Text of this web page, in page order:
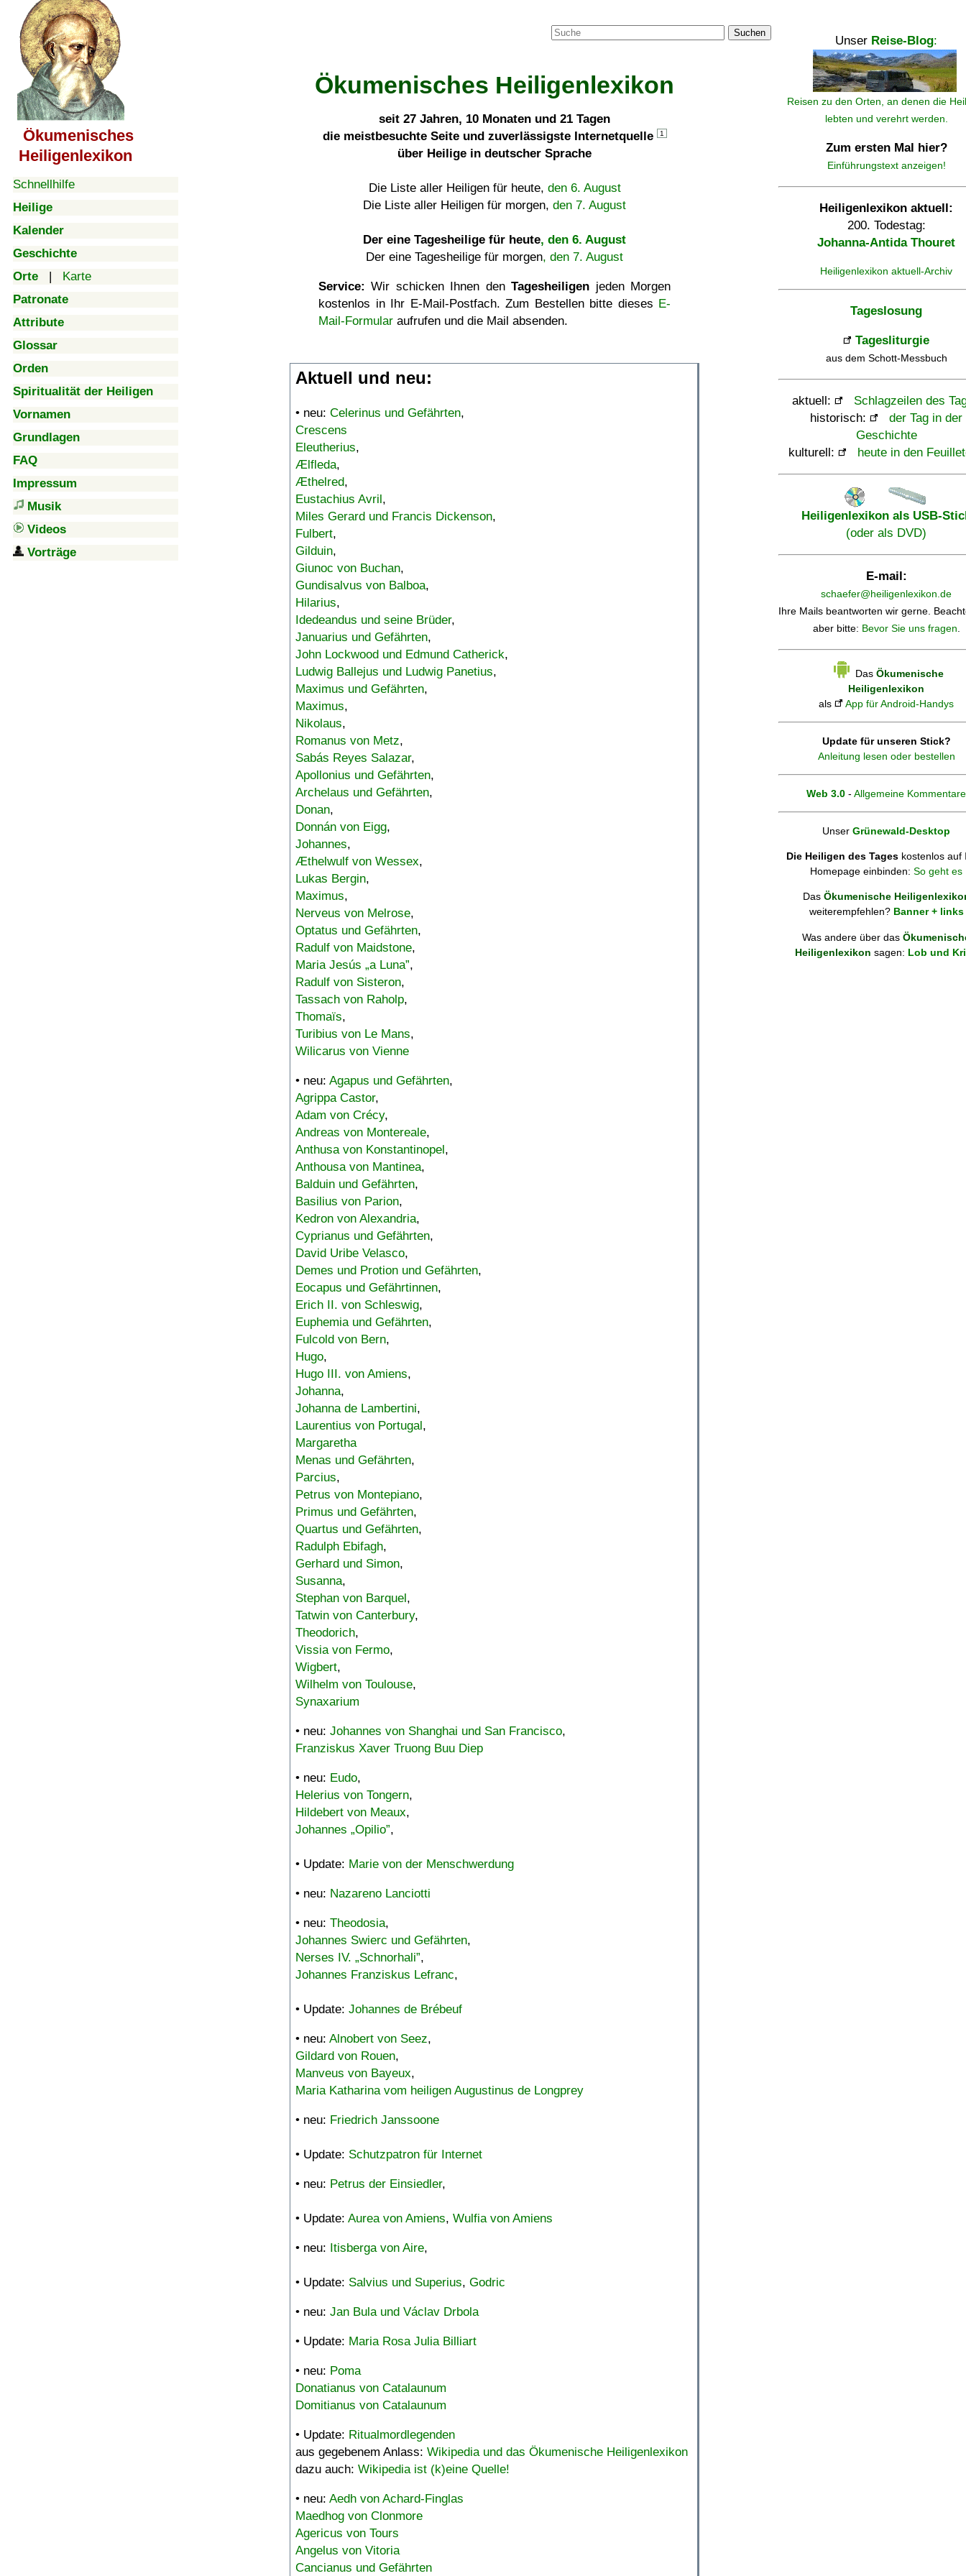
Ökumenisches
Heiligenlexikon
Schnellhilfe
Heilige
Kalender
Geschichte
Orte | Karte
Patronate
Attribute
Glossar
Orden
Spiritualität der Heiligen
Vornamen
Grundlagen
FAQ
Impressum
Musik
Videos
Vorträge
Suchen
Ökumenisches Heiligenlexikon
seit 27 Jahren, 10 Monaten und 21 Tagen
die meistbesuchte Seite und zuverlässigste Internetquelle
1
über Heilige in deutscher Sprache
Die Liste aller Heiligen für heute, den 6. August
Die Liste aller Heiligen für morgen, den 7. August
Der eine Tagesheilige für heute, den 6. August
Der eine Tagesheilige für morgen, den 7. August
Service: Wir schicken Ihnen denTagesheiligen jeden Morgen
kostenlos in Ihr E-Mail-Postfach. Zum Bestellen bitte dieses E-
Mail-Formular aufrufen und die Mail absenden.
Aktuell und neu:
• neu: Celerinus und Gefährten,
Crescens
Eleutherius,
Ælfleda,
Æthelred,
Eustachius Avril,
Miles Gerard und Francis Dickenson,
Fulbert,
Gilduin,
Giunoc von Buchan,
Gundisalvus von Balboa,
Hilarius,
Idedeandus und seine Brüder,
Januarius und Gefährten,
John Lockwood und Edmund Catherick,
Ludwig Ballejus und Ludwig Panetius,
Maximus und Gefährten,
Maximus,
Nikolaus,
Romanus von Metz,
Sabás Reyes Salazar,
Apollonius und Gefährten,
Archelaus und Gefährten,
Donan,
Donnán von Eigg,
Johannes,
Æthelwulf von Wessex,
Lukas Bergin,
Maximus,
Nerveus von Melrose,
Optatus und Gefährten,
Radulf von Maidstone,
Maria Jesús „a Luna”,
Radulf von Sisteron,
Tassach von Raholp,
Thomaïs,
Turibius von Le Mans,
Wilicarus von Vienne
• neu: Agapus und Gefährten,
Agrippa Castor,
Adam von Crécy,
Andreas von Montereale,
Anthusa von Konstantinopel,
Anthousa von Mantinea,
Balduin und Gefährten,
Basilius von Parion,
Kedron von Alexandria,
Cyprianus und Gefährten,
David Uribe Velasco,
Demes und Protion und Gefährten,
Eocapus und Gefährtinnen,
Erich II. von Schleswig,
Euphemia und Gefährten,
Fulcold von Bern,
Hugo,
Hugo III. von Amiens,
Johanna,
Johanna de Lambertini,
Laurentius von Portugal,
Margaretha
Menas und Gefährten,
Parcius,
Petrus von Montepiano,
Primus und Gefährten,
Quartus und Gefährten,
Radulph Ebifagh,
Gerhard und Simon,
Susanna,
Stephan von Barquel,
Tatwin von Canterbury,
Theodorich,
Vissia von Fermo,
Wigbert,
Wilhelm von Toulouse,
Synaxarium
• neu: Johannes von Shanghai und San Francisco,
Franziskus Xaver Truong Buu Diep
• neu: Eudo,
Helerius von Tongern,
Hildebert von Meaux,
Johannes „Opilio”,
• Update: Marie von der Menschwerdung
• neu: Nazareno Lanciotti
• neu: Theodosia,
Johannes Swierc und Gefährten,
Nerses IV. „Schnorhali”,
Johannes Franziskus Lefranc,
• Update: Johannes de Brébeuf
• neu: Alnobert von Seez,
Gildard von Rouen,
Manveus von Bayeux,
Maria Katharina vom heiligen Augustinus de Longprey
• neu: Friedrich Janssoone
• Update: Schutzpatron für Internet
• neu: Petrus der Einsiedler,
• Update: Aurea von Amiens, Wulfia von Amiens
• neu: Itisberga von Aire,
• Update: Salvius und Superius, Godric
• neu: Jan Bula und Václav Drbola
• Update: Maria Rosa Julia Billiart
• neu: Poma
Donatianus von Catalaunum
Domitianus von Catalaunum
• Update: Ritualmordlegenden
aus gegebenem Anlass: Wikipedia und das Ökumenische Heiligenlexikon
dazu auch: Wikipedia ist (k)eine Quelle!
• neu: Aedh von Achard-Finglas
Maedhog von Clonmore
Agericus von Tours
Angelus von Vitoria
Cancianus und Gefährten
Unser Reise-Blog:
Reisen zu den Orten, an denen die
lebten und verehrt werden.
Zum ersten Mal hier?
Einführungstext anzeigen!
Heiligenlexikon aktuell:
200. Todestag:
Johanna-Antida Thouret
Heiligenlexikon aktuell-Archiv
Tageslosung
Tagesliturgie
aus dem Schott-Messbuch
aktuell:
Schlagzeilen des
historisch:
der Tag in der
Geschichte
kulturell:
heute in den
Heiligenlexikon als USB-
(oder als DVD)
E-mail:
schaefer@heiligenlexikon.de
Ihre Mails beantworten wir gerne.
aber bitte: Bevor Sie uns fragen.
Das Ökumenische
Heiligenlexikon
als
App für Android-Handys
Update für unseren Stick?
Anleitung lesen oder bestellen
Web 3.0 - Allgemeine Kommentare
Unser Grünewald-Desktop
Die Heiligen des Tages kostenlos auf
Homepage einbinden: So geht es
Das Ökumenische
weiterempfehlen? Banner + links
Was andere über das
Heiligenlexikon sagen: Lob und